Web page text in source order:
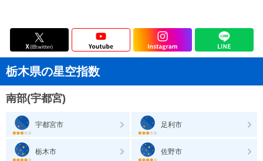
栃木県の星空指数
南部(宇都宮)
宇都宮市 足利市
栃木市 佐野市